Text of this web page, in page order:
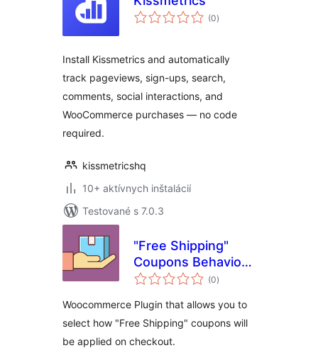
(0celkové
hodnotenie
)
Install Kissmetrics and automatically
track pageviews, sign-ups, search,
comments, social interactions, and
WooCommerce purchases — no code
required.
kissmetricshq
10+ aktívnych inštalácií
Testované s 7.0.3
"Free Shipping"
Coupons Behavior
for WooCommerce
(0celkové
hodnotenie
)
Woocommerce Plugin that allows you to
select how "Free Shipping" coupons will
be applied on checkout.